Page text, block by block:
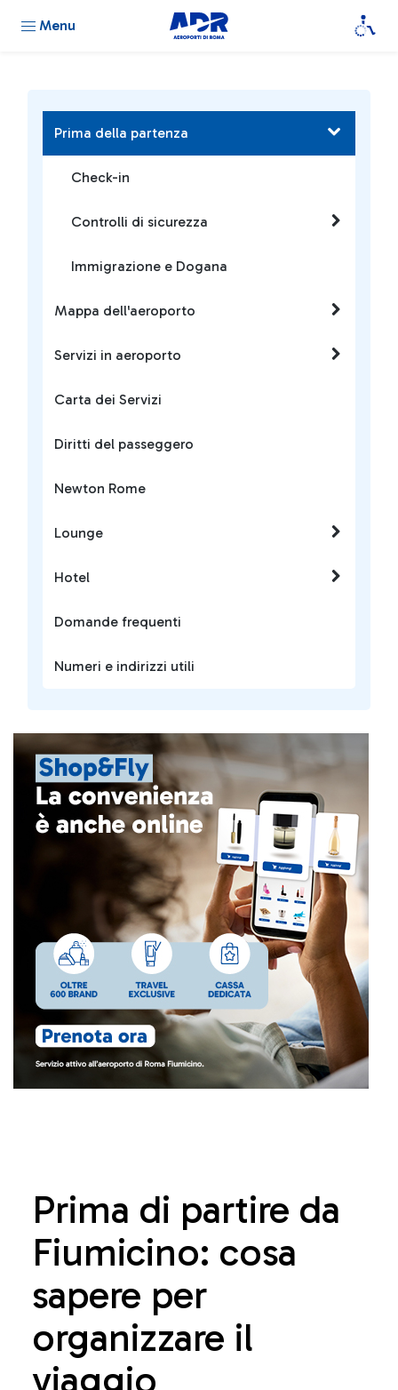
Menu
Prima di partire da
Fiumicino: cosa
sapere per
organizzare il
viaggio
Prima della partenza
Check-in
Controlli di sicurezza
Immigrazione e Dogana
Mappa dell'aeroporto
Servizi in aeroporto
Carta dei Servizi
Diritti del passeggero
Newton Rome
Lounge
Hotel
Domande frequenti
Numeri e indirizzi utili